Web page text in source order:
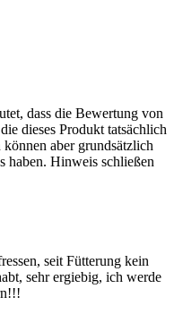
dass die Bewertung von
dieses Produkt tatsächlich
aber grundsätzlich
haben. Hinweis schließen
seit Fütterung kein
sehr ergiebig, ich werde